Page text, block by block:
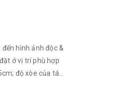
đến hình ảnh độc &
ở vị trí phù hợp
độ xòe của tán
lộc; tường trưng